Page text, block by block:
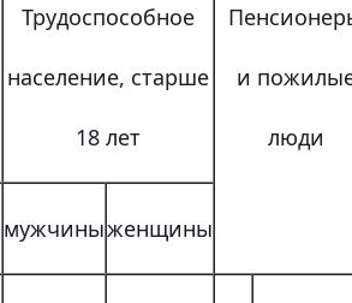
Трудоспособное
население, старше
18 лет
и
люди
мужчиныженщины